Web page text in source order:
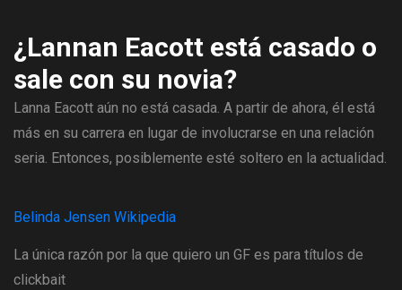
¿Lannan Eacott está casado o
sale con su novia?
Lanna Eacott aún no está casada. A partir de ahora, él está
más en su carrera en lugar de involucrarse en una relación
seria. Entonces, posiblemente esté soltero en la actualidad.
Belinda Jensen Wikipedia
La única razón por la que quiero un GF es para títulos de
clickbait